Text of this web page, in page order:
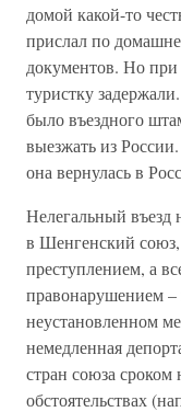
домой какой-то
прислал по
документов. Но
туристку
было въездного
выезжать из
она вернулась в
Нелегальный въезд
в Шенгенский
преступлением, а
правонарушением –
неустановленном
немедленная
стран союза
обстоятельствах